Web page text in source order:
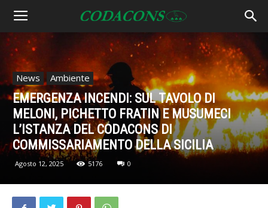
News Ambiente
EMERGENZA INCENDI: SUL TAVOLO DI
MELONI, PICHETTO FRATIN E MUSUMECI
L’ISTANZA DEL CODACONS DI
COMMISSARIAMENTO DELLA SICILIA
Agosto 12, 2025 5176 0